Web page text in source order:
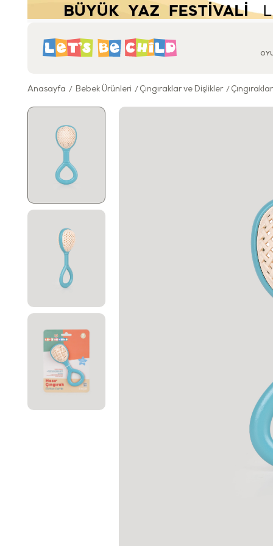
Anasayfa Bebek Ürünleri Çıngıraklar ve Dişlikler Çıngıraklar